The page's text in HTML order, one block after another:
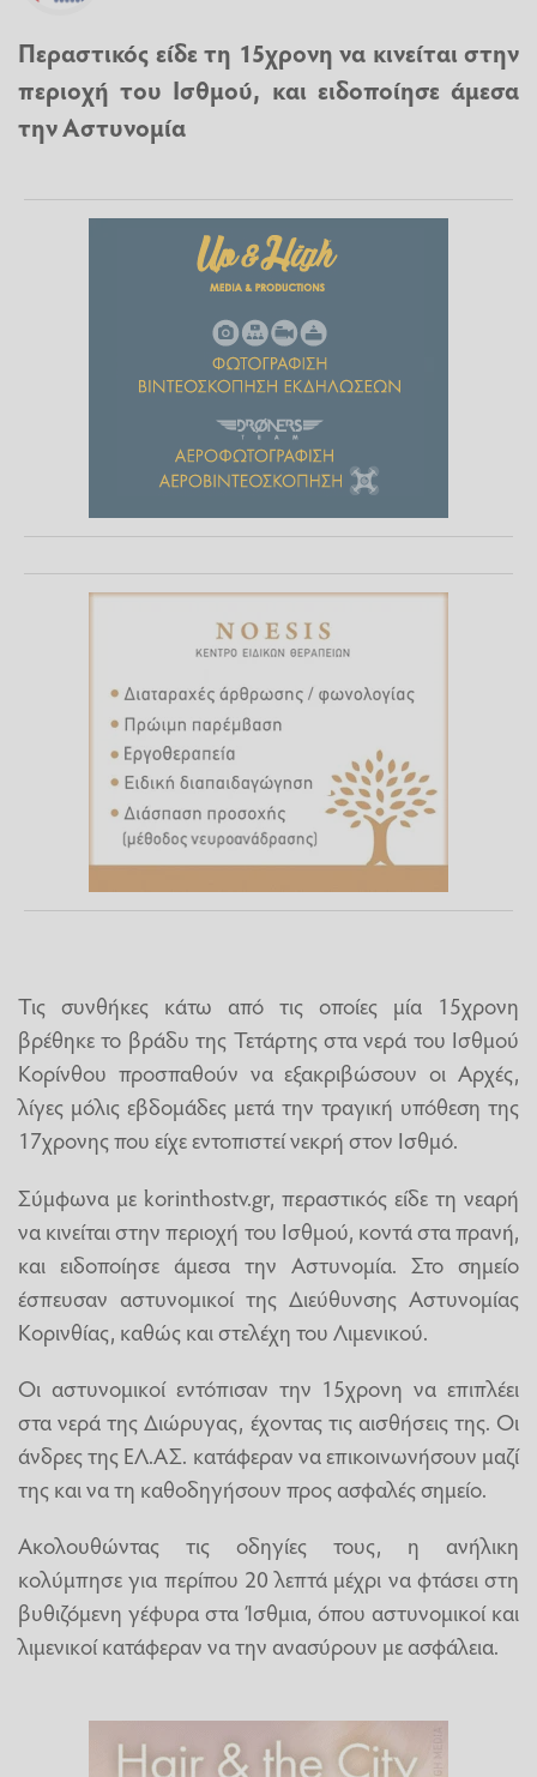
Περαστικός είδε τη 15χρονη να κινείται στην
περιοχή του Ισθμού, και ειδοποίησε άμεσα
την Αστυνομία
Τις συνθήκες κάτω από τις οποίες μία 15χρονη
βρέθηκε το βράδυ της Τετάρτης στα νερά του Ισθμού
Κορίνθου προσπαθούν να εξακριβώσουν οι Αρχές,
λίγες μόλις εβδομάδες μετά την τραγική υπόθεση της
17χρονης που είχε εντοπιστεί νεκρή στον Ισθμό.
Σύμφωνα με korinthostv.gr, περαστικός είδε τη νεαρή
να κινείται στην περιοχή του Ισθμού, κοντά στα πρανή,
και ειδοποίησε άμεσα την Αστυνομία. Στο σημείο
έσπευσαν αστυνομικοί της Διεύθυνσης Αστυνομίας
Κορινθίας, καθώς και στελέχη του Λιμενικού.
Οι αστυνομικοί εντόπισαν την 15χρονη να επιπλέει
στα νερά της Διώρυγας, έχοντας τις αισθήσεις της. Οι
άνδρες της ΕΛ.ΑΣ. κατάφεραν να επικοινωνήσουν μαζί
της και να τη καθοδηγήσουν προς ασφαλές σημείο.
Ακολουθώντας τις οδηγίες τους, η ανήλικη
κολύμπησε για περίπου 20 λεπτά μέχρι να φτάσει στη
βυθιζόμενη γέφυρα στα Ίσθμια, όπου αστυνομικοί και
λιμενικοί κατάφεραν να την ανασύρουν με ασφάλεια.